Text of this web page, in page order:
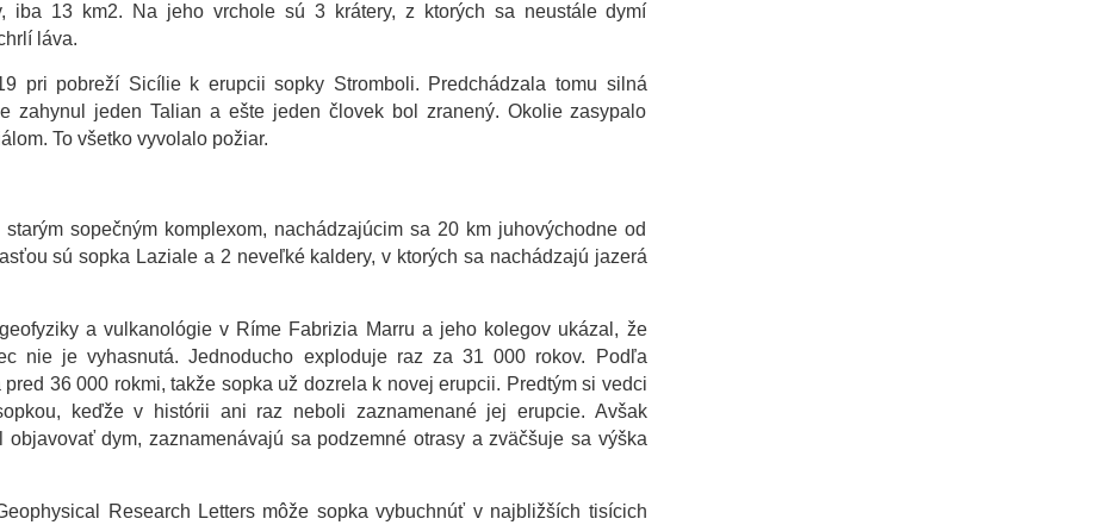
iba 13 km2. Na jeho vrchole sú 3 krátery, z ktorých sa neustále dymí
láva.
pri pobreží Sicílie k erupcii sopky Stromboli. Predchádzala tomu silná
zahynul jeden Talian a ešte jeden človek bol zranený. Okolie zasypalo
To všetko vyvolalo požiar.
sopečným komplexom, nachádzajúcim sa 20 km juhovýchodne od
sú sopka Laziale a 2 neveľké kaldery, v ktorých sa nachádzajú jazerá
a vulkanológie v Ríme Fabrizia Marru a jeho kolegov ukázal, že
nie je vyhasnutá. Jednoducho exploduje raz za 31 000 rokov. Podľa
36 000 rokmi, takže sopka už dozrela k novej erupcii. Predtým si vedci
keďže v histórii ani raz neboli zaznamenané jej erupcie. Avšak
dym, zaznamenávajú sa podzemné otrasy a zväčšuje sa výška
Research Letters môže sopka vybuchnúť v najbližších tisícich